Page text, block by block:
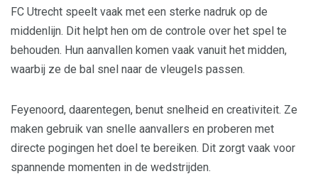
FC Utrecht speelt vaak met een sterke nadruk op de
middenlijn. Dit helpt hen om de controle over het spel te
behouden. Hun aanvallen komen vaak vanuit het midden,
waarbij ze de bal snel naar de vleugels passen.
Feyenoord, daarentegen, benut snelheid en creativiteit. Ze
maken gebruik van snelle aanvallers en proberen met
directe pogingen het doel te bereiken. Dit zorgt vaak voor
spannende momenten in de wedstrijden.